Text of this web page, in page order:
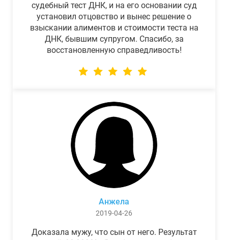
судебный тест ДНК, и на его основании суд
установил отцовство и вынес решение о
взыскании алиментов и стоимости теста на
ДНК, бывшим супругом. Спасибо, за
восстановленную справедливость!
Анжела
2019-04-26
Доказала мужу, что сын от него. Результат